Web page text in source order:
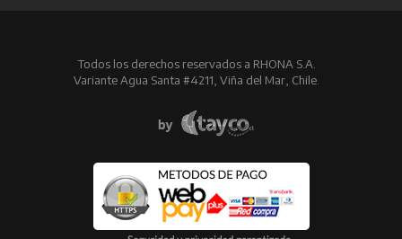
Todos los derechos reservados a RHONA S.A.
Variante Agua Santa #4211, Viña del Mar, Chile.